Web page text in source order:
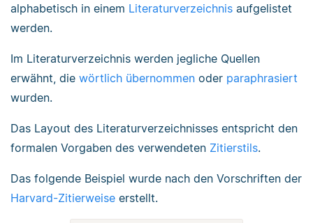
alphabetisch in einem Literaturverzeichnis aufgelistet
werden.
Im Literaturverzeichnis werden jegliche Quellen
erwähnt, die wörtlich übernommen oder paraphrasiert
wurden.
Das Layout des Literaturverzeichnisses entspricht den
formalen Vorgaben des verwendeten Zitierstils.
Das folgende Beispiel wurde nach den Vorschriften der
Harvard-Zitierweise erstellt.